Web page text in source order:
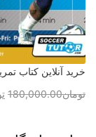
خرید آنلاین کتاب
تومان180,000.00